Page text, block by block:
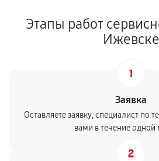
Этапы работ
Ижевске
1
Заявка
Оставляете заявку, специалист по
вами в течение одной
2